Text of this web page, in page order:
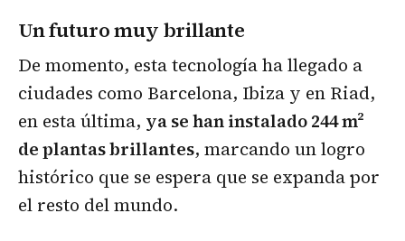
Un futuro muy brillante
De momento, esta tecnología ha llegado a
ciudades como Barcelona, Ibiza y en Riad,
en esta última, ya se han instalado 244 m²
de plantas brillantes, marcando un logro
histórico que se espera que se expanda por
el resto del mundo.